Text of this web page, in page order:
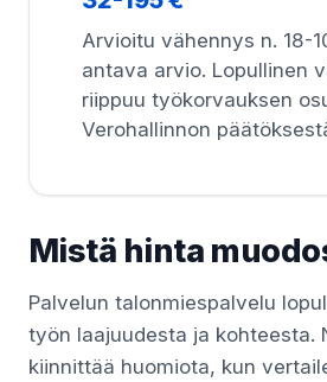
Arvioitu vähennys n. 18-
antava arvio. Lopullinen
riippuu työkorvauksen
Verohallinnon
Mistä hinta
Palvelun talonmiespalvelu
työn laajuudesta ja kohteesta.
kiinnittää huomiota, kun